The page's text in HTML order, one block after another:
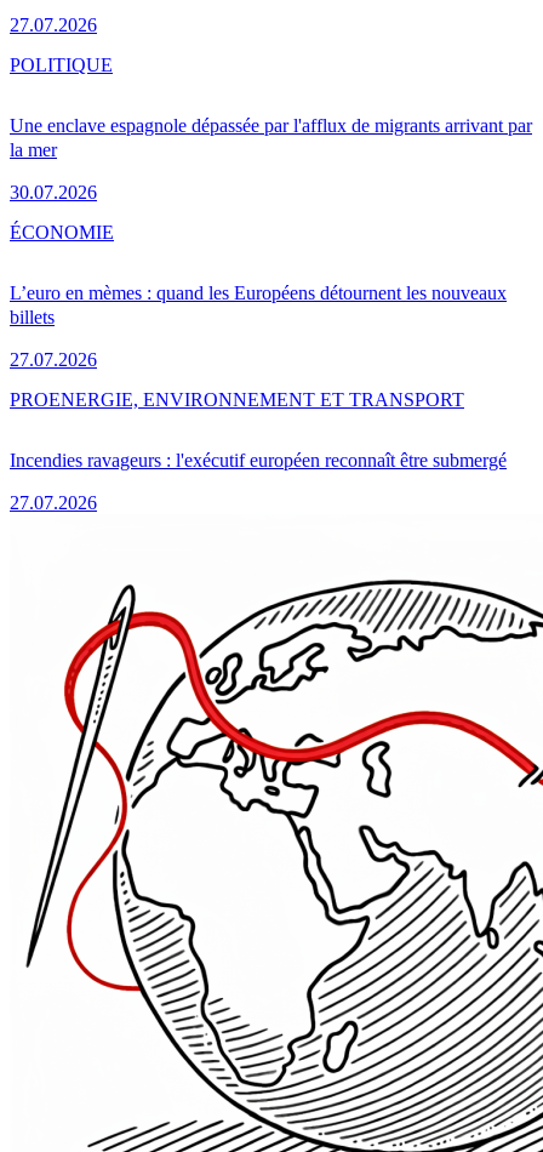
27.07.2026
Une enclave espagnole dépassée par l'afflux de migrants arrivant par
la mer
30.07.2026
POLITIQUE
L’euro en mèmes : quand les Européens détournent les nouveaux
billets
27.07.2026
ÉCONOMIE
Incendies ravageurs : l'exécutif européen reconnaît être submergé
27.07.2026
PROENERGIE, ENVIRONNEMENT ET TRANSPORT